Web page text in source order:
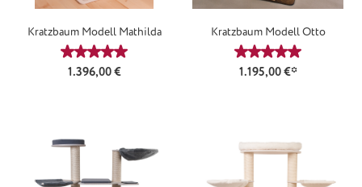
Kratzbaum Modell Mathilda
Durchschnittliche Bewertung von 5 von 5 Sternen
Regulärer Preis:
1.396,00 €
Kratzbaum Modell Otto
Durchschnittliche
1.195,00 €*